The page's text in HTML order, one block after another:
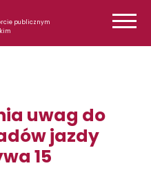
publicznym
uwag do
jazdy
15